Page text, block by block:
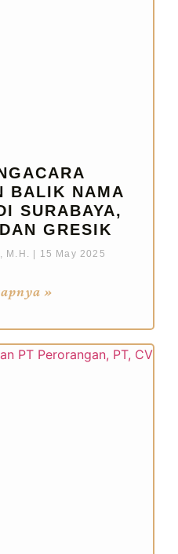
BALIK NAMA
SURABAYA,
GRESIK
M.H. 15 May 2025
»